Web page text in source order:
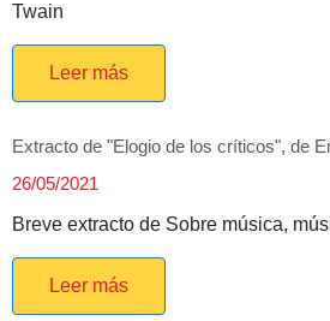
Twain
Leer más
Extracto de "Elogio de los críticos", de
26/05/2021
Breve extracto de Sobre música,
Leer más